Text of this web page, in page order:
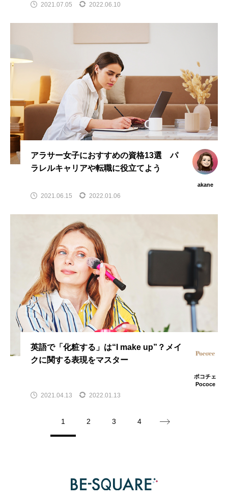
2021.07.05 2022.06.10
アラサー女子におすすめの資格13選 パ
ラレルキャリアや転職に役立てよう
akane
2021.06.15 2022.01.06
英語で「化粧する」は“I make up”？メイ
クに関する表現をマスター
ポコチェ
Pococe
2021.04.13 2022.01.13
1 2 3 4